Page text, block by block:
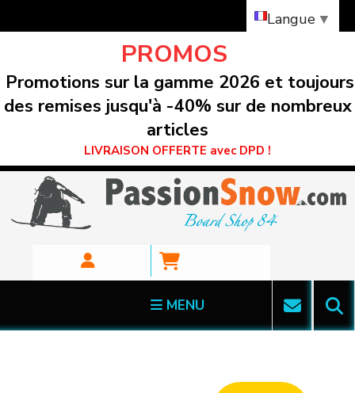
PROMOS
Promotions sur la gamme 2026 et toujours
des remises jusqu'à -40% sur de nombreux
articles
LIVRAISON OFFERTE avec DPD !
MENU
Langue ▼